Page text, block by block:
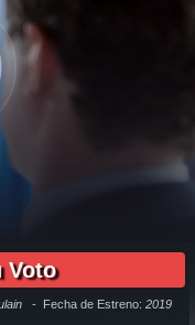
tu Voto audio latino online, como ver Necesitamos tu Voto pelicula
tu Voto pelicula completa en español latino, Necesitamos tu Voto
Necesitamos tu Voto pelicula completa en español latino, trailer
tu Voto, Necesitamos tu Voto trailer español latino, Necesitamos tu Voto
completa, descargar Necesitamos tu Voto pelicula completa torrent,
Necesitamos tu Voto pelicula completa gratis, Necesitamos tu Voto
Necesitamos tu Voto online, ver Necesitamos tu Voto online megavideo,
estreno Necesitamos tu Voto online, Necesitamos tu Voto online ver,
Pelicula Necesitamos tu Voto Español Online, Pelicula Necesitamos tu
Voto
- Fecha de Estreno:2019